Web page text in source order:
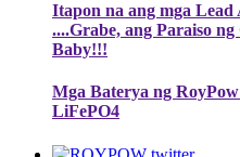
Itapon na ang mga
....Grabe, ang Paraiso
Baby!!!
Mga Baterya ng
LiFePO4